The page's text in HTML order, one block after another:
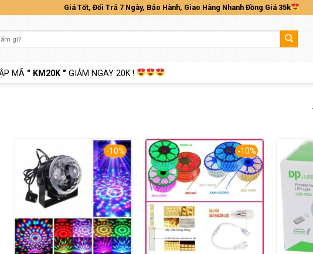
Giá Tốt, Đổi Trả 7 Ngày, Bảo Hành, Giao Hàng Nhanh Đồng Giá 35k
MÃ " KM20K " GIẢM NGAY 20K !
-10% -10%